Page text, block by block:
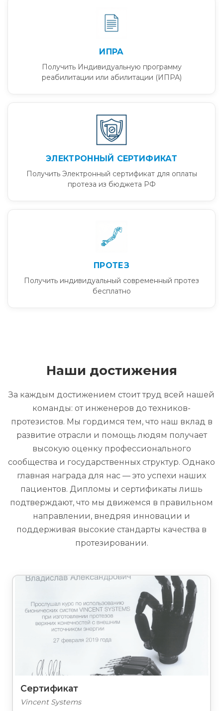
ИПРА
Получить Индивидуальную программу
реабилитации или абилитации (ИПРА)
ЭЛЕКТРОННЫЙ СЕРТИФИКАТ
Получить Электронный сертификат для оплаты
протеза из бюджета РФ
ПРОТЕЗ
Получить индивидуальный современный протез
бесплатно
Наши достижения
За каждым достижением стоит труд всей нашей
команды: от инженеров до техников-
протезистов. Мы гордимся тем, что наш вклад в
развитие отрасли и помощь людям получает
высокую оценку профессионального
сообщества и государственных структур. Однако
главная награда для нас — это успехи наших
пациентов. Дипломы и сертификаты лишь
подтверждают, что мы движемся в правильном
направлении, внедряя инновации и
поддерживая высокие стандарты качества в
протезировании.
Сертификат
Vincent Systems